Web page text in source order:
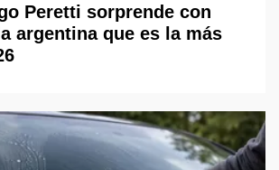
Peretti sorprende con
argentina que es la más